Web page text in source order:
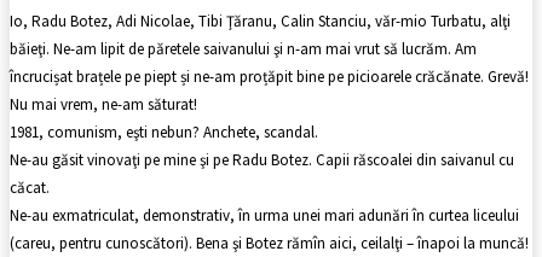
Io, Radu Botez, Adi Nicolae, Tibi Ţăranu, Calin Stanciu, văr-mio Turbatu, alţi
băieţi. Ne-am lipit de păretele saivanului şi n-am mai vrut să lucrăm. Am
încrucișat brațele pe piept și ne-am proțăpit bine pe picioarele crăcănate. Grevă!
Nu mai vrem, ne-am săturat!
1981, comunism, eşti nebun? Anchete, scandal.
Ne-au găsit vinovaţi pe mine şi pe Radu Botez. Capii răscoalei din saivanul cu
căcat.
Ne-au exmatriculat, demonstrativ, în urma unei mari adunări în curtea liceului
(careu, pentru cunoscători). Bena şi Botez rămîn aici, ceilalţi – înapoi la muncă!